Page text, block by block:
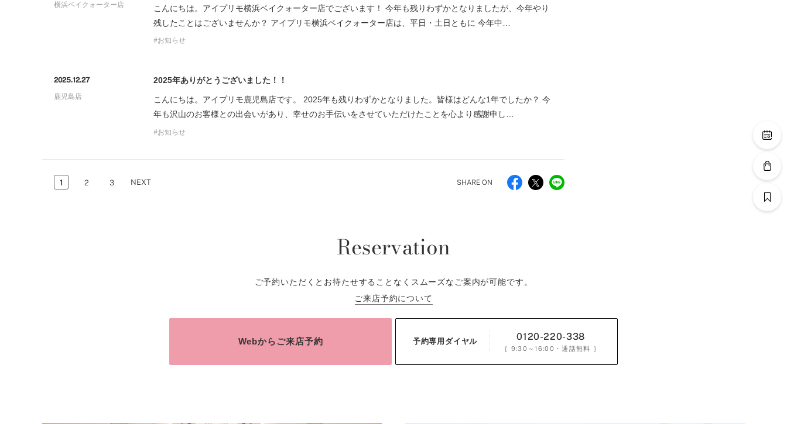
横浜ベイクォーター店
こんにちは。アイプリモ横浜ベイクォーター店でございます！ 今年も残りわずかとなりましたが、今年やり
残したことはございませんか？ アイプリモ横浜ベイクォーター店は、平日・土日ともに 今年中…
お知らせ
2025.12.27
鹿児島店
2025年ありがとうございました！！
こんにちは。アイプリモ鹿児島店です。 2025年も残りわずかとなりました。皆様はどんな1年でしたか？ 今
年も沢山のお客様との出会いがあり、幸せのお手伝いをさせていただけたことを心より感謝申し…
お知らせ
1 2 3 NEXT SHARE ON
Reservation
ご予約いただくとお待たせすることなくスムーズなご案内が可能です。
ご来店予約について
Webからご来店予約 予約専用ダイヤル 0120-220-338
［ 9:30～16:00 ・通話無料 ］